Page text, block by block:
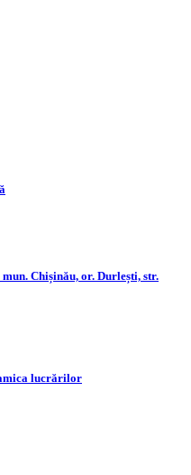
Chișinău, or. Durlești, str.
lucrărilor